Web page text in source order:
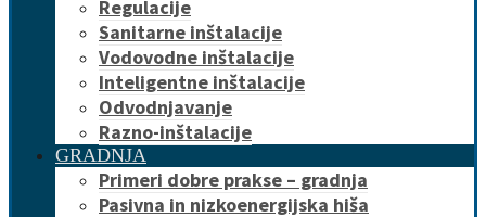
Regulacije
Sanitarne inštalacije
Vodovodne inštalacije
Inteligentne inštalacije
Odvodnjavanje
Razno-inštalacije
GRADNJA
Primeri dobre prakse – gradnja
Pasivna in nizkoenergijska hiša